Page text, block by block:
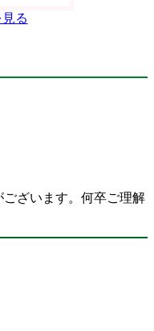
る
ざいます。何卒ご理解